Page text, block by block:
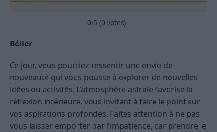
0/5 (0 votes)
Bélier
Ce jour, vous pourriez ressentir une envie de
nouveauté qui vous pousse à explorer de nouvelles
idées ou activités. L’atmosphère astrale favorise la
réflexion intérieure, vous invitant à faire le point sur
vos aspirations profondes. Faites attention à ne pas
vous laisser emporter par l’impatience, car prendre le